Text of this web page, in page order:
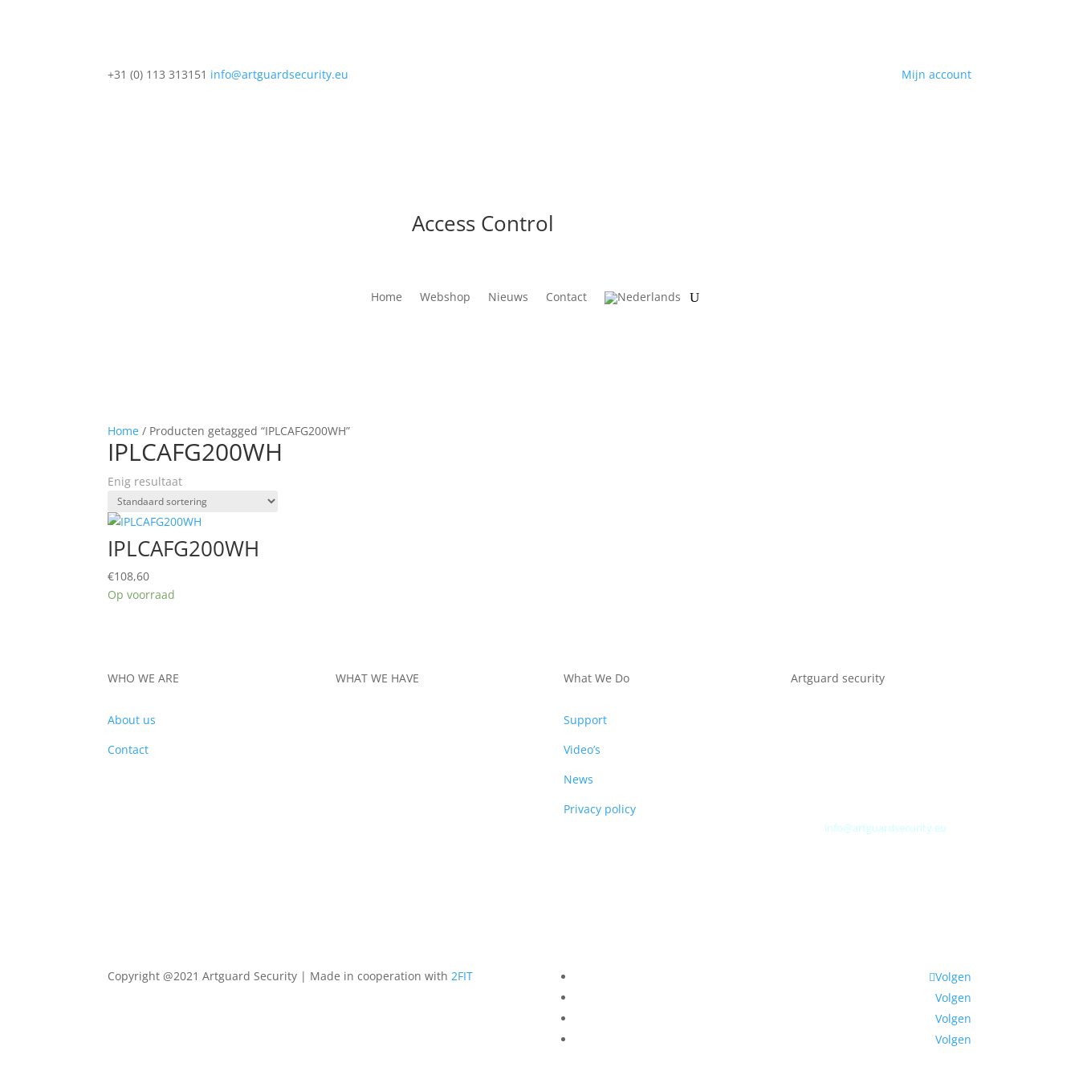
+31 (0) 113 313151 info@artguardsecurity.eu Mijn account
Access Control
Home Webshop Nieuws Contact
Home / Producten getagged “IPLCAFG200WH”
IPLCAFG200WH
Enig resultaat
IPLCAFG200WH
€108,60
Op voorraad
WHO WE ARE
About us
Contact
WHAT WE HAVE What We Do
Support
Video’s
News
Privacy policy
Artguard security
info@artguardsecurity.eu
Copyright @2021 Artguard Security | Made in cooperation with2FIT
Volgen
Volgen
Volgen
Volgen